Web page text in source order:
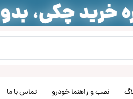
نصب و راهنما خودرو تماس با ما